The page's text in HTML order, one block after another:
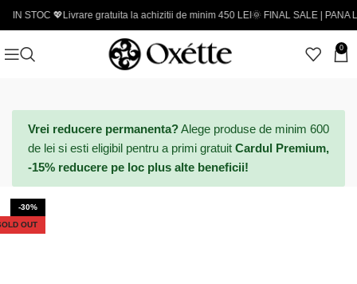
💖Livrare gratuita la achizitii de minim 450 LEI🌞 FINAL SALE | PANA LA -50%
0
Vrei reducere permanenta?Alege produse de minim 600
de lei si esti eligibil pentru a primi gratuit Cardul Premium,
-15% reducere pe loc plus alte beneficii!
-30%
OUT